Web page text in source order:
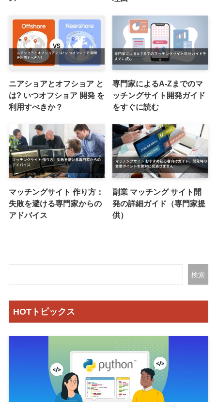
ニアショアとオフショア と
は? いつオフショア 開発 を
利用すべきか？
専門家によるA-Zまでのマ
ッチングサイト開発ガイド
をすぐに読む
マッチングサイト 作り方：
失敗を避ける専門家からの
アドバイス
副業 マッチング サイト開
発の詳細ガイド（専門家提
供）
検索
HOTトピックス